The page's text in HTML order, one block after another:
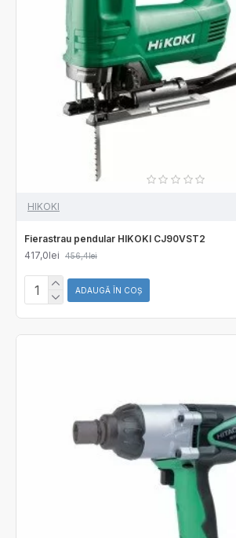
HIKOKI
Fierastrau pendular HIKOKI CJ90VST2
417,0lei
456,4lei
ADAUGĂ ÎN COŞ